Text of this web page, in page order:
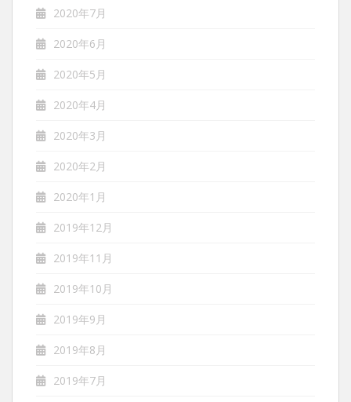
2020年7月
2020年6月
2020年5月
2020年4月
2020年3月
2020年2月
2020年1月
2019年12月
2019年11月
2019年10月
2019年9月
2019年8月
2019年7月